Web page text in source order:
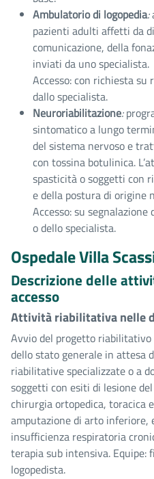
Ambulatorio di logopedia:
pazienti adulti affetti da
comunicazione, della
inviati da uno specialista.
Accesso: con richiesta
dallo specialista.
Neuroriabilitazione:
sintomatico a lungo
del sistema nervoso e
con tossina botulinica.
spasticità o soggetti con
e della postura di origine
Accesso: su
o dello specialista.
Ospedale Villa
Descrizione delle
accesso
Attività riabilitativa nelle
Avvio del progetto
dello stato generale in
riabilitative specializzate o a
soggetti con esiti di lesione
chirurgia ortopedica, toracica
amputazione di arto inferiore,
insufficienza respiratoria
terapia sub intensiva. Equipe:
logopedista.